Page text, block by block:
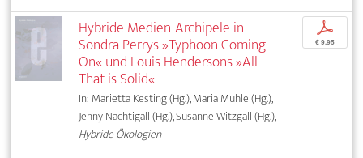
Hybride Medien-Archipele in
Sondra Perrys »Typhoon Coming
On« und Louis Hendersons »All
That is Solid«
In: Marietta Kesting (Hg.), Maria Muhle (Hg.),
Jenny Nachtigall (Hg.), Susanne Witzgall (Hg.),
Hybride Ökologien
p
€ 9,95